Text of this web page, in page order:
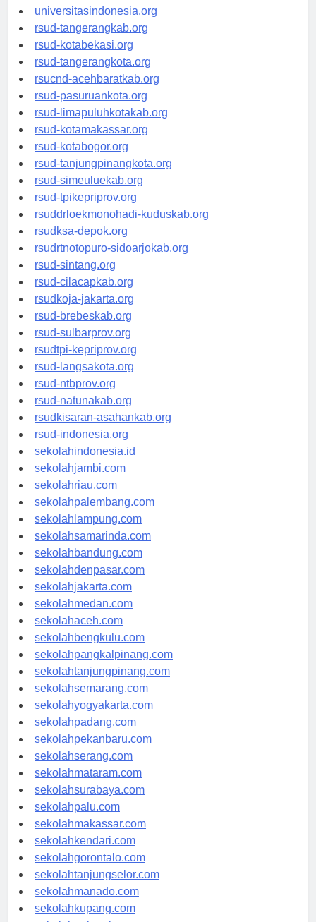
universitassamarinda.id
universitasindonesia.org
rsud-tangerangkab.org
rsud-kotabekasi.org
rsud-tangerangkota.org
rsucnd-acehbaratkab.org
rsud-pasuruankota.org
rsud-limapuluhkotakab.org
rsud-kotamakassar.org
rsud-kotabogor.org
rsud-tanjungpinangkota.org
rsud-simeuluekab.org
rsud-tpikepriprov.org
rsuddrloekmonohadi-kuduskab.org
rsudksa-depok.org
rsudrtnotopuro-sidoarjokab.org
rsud-sintang.org
rsud-cilacapkab.org
rsudkoja-jakarta.org
rsud-brebeskab.org
rsud-sulbarprov.org
rsudtpi-kepriprov.org
rsud-langsakota.org
rsud-ntbprov.org
rsud-natunakab.org
rsudkisaran-asahankab.org
rsud-indonesia.org
sekolahindonesia.id
sekolahjambi.com
sekolahriau.com
sekolahpalembang.com
sekolahlampung.com
sekolahsamarinda.com
sekolahbandung.com
sekolahdenpasar.com
sekolahjakarta.com
sekolahmedan.com
sekolahaceh.com
sekolahbengkulu.com
sekolahpangkalpinang.com
sekolahtanjungpinang.com
sekolahsemarang.com
sekolahyogyakarta.com
sekolahpadang.com
sekolahpekanbaru.com
sekolahserang.com
sekolahmataram.com
sekolahsurabaya.com
sekolahpalu.com
sekolahmakassar.com
sekolahkendari.com
sekolahgorontalo.com
sekolahtanjungselor.com
sekolahmanado.com